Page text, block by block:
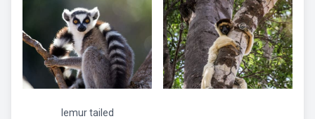
lemur tailed